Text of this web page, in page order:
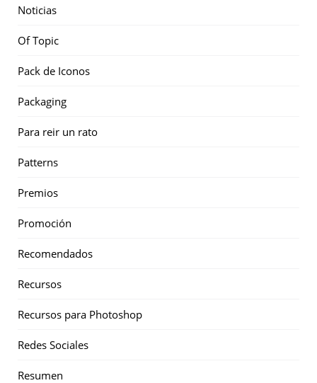
Noticias
Of Topic
Pack de Iconos
Packaging
Para reir un rato
Patterns
Premios
Promoción
Recomendados
Recursos
Recursos para Photoshop
Redes Sociales
Resumen